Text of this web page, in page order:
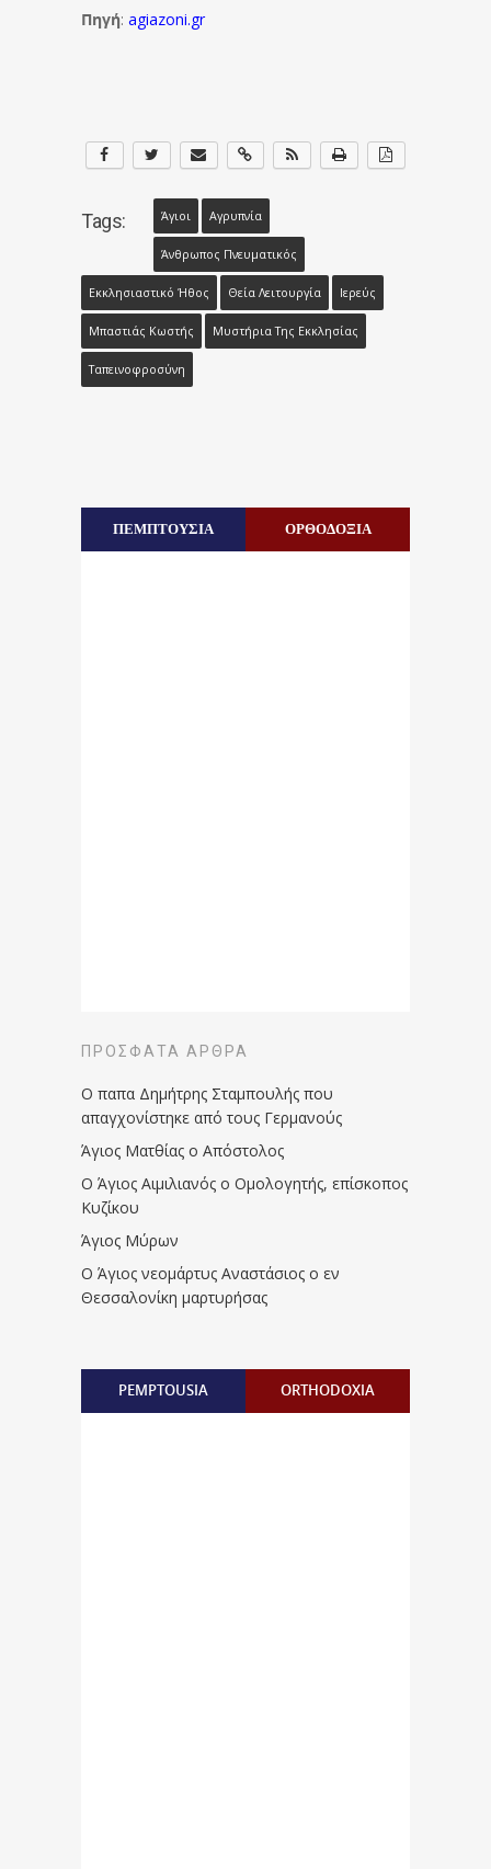
Πηγή: agiazoni.gr
Tags: Άγιοι Αγρυπνία
Άνθρωπος Πνευματικός
Εκκλησιαστικό Ήθος Θεία Λειτουργία Ιερεύς
Μπαστιάς Κωστής Μυστήρια Της Εκκλησίας
Ταπεινοφροσύνη
ΠΕΜΠΤΟΥΣΙΑ ΟΡΘΟΔΟΞΙΑ
ΠΡΌΣΦΑΤΑ ΆΡΘΡΑ
Ο παπα Δημήτρης Σταμπουλής που
απαγχονίστηκε από τους Γερμανούς
Άγιος Ματθίας ο Απόστολος
Ο Άγιος Αιμιλιανός ο Ομολογητής, επίσκοπος
Κυζίκου
Άγιος Μύρων
Ο Άγιος νεομάρτυς Αναστάσιος ο εν
Θεσσαλονίκη μαρτυρήσας
PEMPTOUSIA ORTHODOXIA